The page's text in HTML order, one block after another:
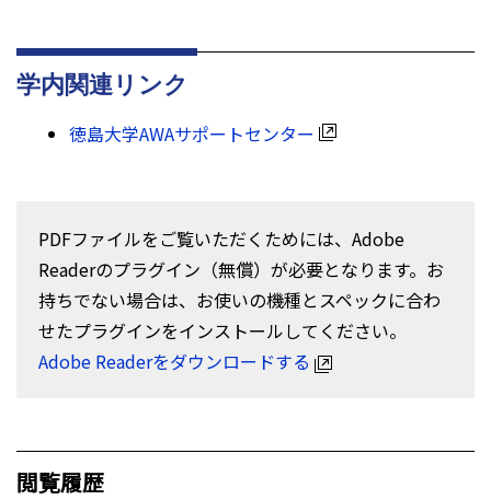
学内関連リンク
徳島大学AWAサポートセンター
PDFファイルをご覧いただくためには、Adobe
Readerのプラグイン（無償）が必要となります。お
持ちでない場合は、お使いの機種とスペックに合わ
せたプラグインをインストールしてください。
Adobe Readerをダウンロードする
閲覧履歴